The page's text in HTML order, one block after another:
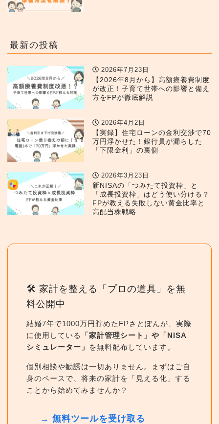
最新の投稿
2026年7月23日
【2026年8月から】高額療養費制度
が改正！子育て世帯への影響と備え
方をFPが徹底解説
2026年4月2日
【実録】住宅ローンの金利交渉で70
万円浮かせた！銀行員が漏らした
「下限金利」の裏側
2026年3月23日
新NISAの「つみたて投資枠」と
「成長投資枠」はどう使い分ける？
FPが教える失敗しない黄金比率と
高配当株戦略
🛠 家計を整える「プロの道具」を無
料公開中
結婚7年で1000万円貯めたFPさとぽんが、実際
に使用している
「家計管理シート」や「NISA
シミュレーター」
を無料配布しています。
個別相談や勧誘は一切ありません。まずはご自
身のペースで、将来の家計を「見える化」する
ことから始めてみませんか？
→ 無料ツールを受け取る